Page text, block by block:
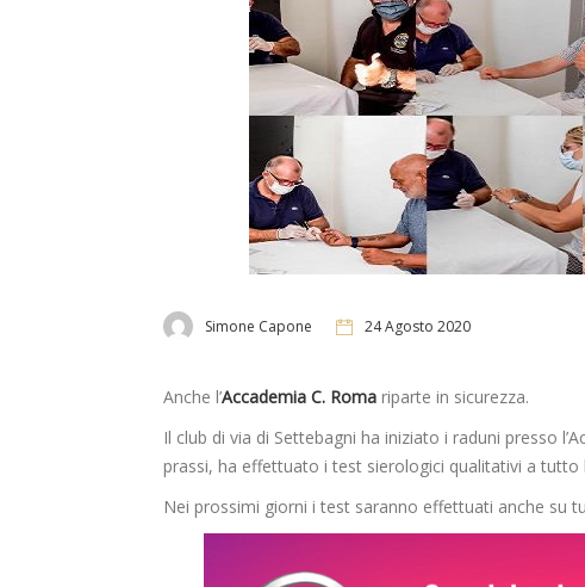
Simone Capone 24 Agosto 2020
Anche l’Accademia C. Roma riparte in sicurezza.
Il club di via di Settebagni ha iniziato i raduni presso
prassi, ha effettuato i test sierologici qualitativi a
Nei prossimi giorni i test saranno effettuati anche su